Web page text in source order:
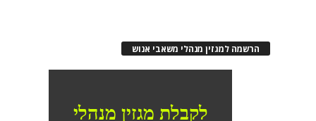
הרשמה למגזין מנהלי משאבי אנוש